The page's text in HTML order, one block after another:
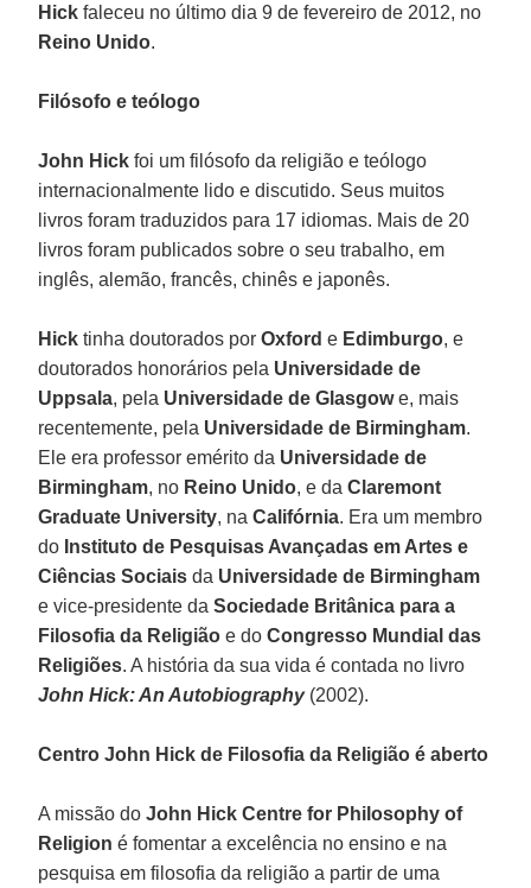
Hickfaleceu no último dia 9 de fevereiro de 2012, no
Reino Unido.
Filósofo e teólogo
John Hickfoi um filósofo da religião e teólogo
internacionalmente lido e discutido. Seus muitos
livros foram traduzidos para 17 idiomas. Mais de 20
livros foram publicados sobre o seu trabalho, em
inglês, alemão, francês, chinês e japonês.
Hicktinha doutorados porOxforde Edimburgo, e
doutorados honorários pela Universidade de
Uppsala, pela Universidade de Glasgowe, mais
recentemente, pela Universidade de Birmingham.
Ele era professor emérito da Universidade de
Birmingham, no Reino Unido, e daClaremont
Graduate University, naCalifórnia. Era um membro
do Instituto de Pesquisas Avançadas em Artes e
Ciências Sociaisda Universidade de Birmingham
e vice-presidente daSociedade Britânica para a
Filosofia da Religiãoe doCongresso Mundial das
Religiões. A história da sua vida é contada no livro
John Hick: An Autobiography(2002).
Centro John Hick de Filosofia da Religião é aberto
A missão doJohn Hick Centre for Philosophy of
Religioné fomentar a excelência no ensino e na
pesquisa em filosofia da religião a partir de uma